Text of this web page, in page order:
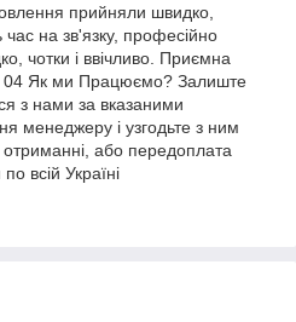
прийняли швидко,
на зв'язку, професійно
чотки і ввічливо. Приємна
04 Як ми Працюємо? Залиште
з нами за вказаними
менеджеру і узгодьте з ним
або передоплата
всій Україні